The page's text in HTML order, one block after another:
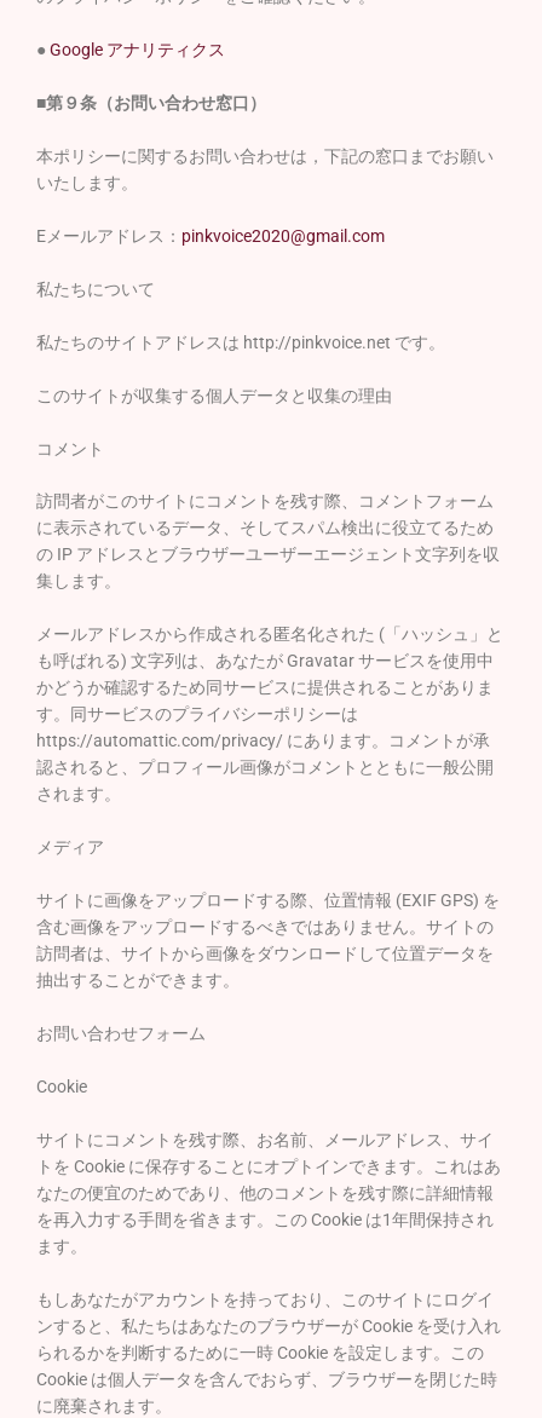
● Google アナリティクス
■第９条（お問い合わせ窓口）
本ポリシーに関するお問い合わせは，下記の窓口までお願い
いたします。
E メールアドレス： pinkvoice2020@gmail.com
私たちについて
私たちのサイトアドレスは http://pinkvoice.net です。
このサイトが収集する個人データと収集の理由
コメント
訪問者がこのサイトにコメントを残す際、コメントフォーム
に表示されているデータ、そしてスパム検出に役立てるため
の IP アドレスとブラウザーユーザーエージェント文字列を収
集します。
メールアドレスから作成される匿名化された (「ハッシュ」と
も呼ばれる) 文字列は、あなたが Gravatar サービスを使用中
かどうか確認するため同サービスに提供されることがありま
す。同サービスのプライバシーポリシーは
https://automattic.com/privacy/ にあります。コメントが承
認されると、プロフィール画像がコメントとともに一般公開
されます。
メディア
サイトに画像をアップロードする際、位置情報 (EXIF GPS) を
含む画像をアップロードするべきではありません。サイトの
訪問者は、サイトから画像をダウンロードして位置データを
抽出することができます。
お問い合わせフォーム
Cookie
サイトにコメントを残す際、お名前、メールアドレス、サイ
トを Cookie に保存することにオプトインできます。これはあ
なたの便宜のためであり、他のコメントを残す際に詳細情報
を再入力する手間を省きます。この Cookie は1年間保持され
ます。
もしあなたがアカウントを持っており、このサイトにログイ
ンすると、私たちはあなたのブラウザーが Cookie を受け入れ
られるかを判断するために一時 Cookie を設定します。この
Cookie は個人データを含んでおらず、ブラウザーを閉じた時
に廃棄されます。